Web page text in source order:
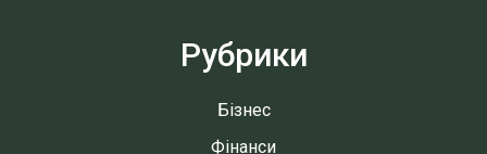
Рубрики
Бізнес
Фінанси